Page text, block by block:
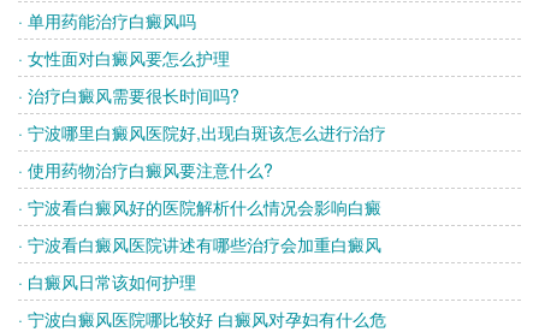
· 单用药能治疗白癜风吗
· 女性面对白癜风要怎么护理
· 治疗白癜风需要很长时间吗?
· 宁波哪里白癜风医院好,出现白斑该怎么进行治疗
· 使用药物治疗白癜风要注意什么?
· 宁波看白癜风好的医院解析什么情况会影响白癜
· 宁波看白癜风医院讲述有哪些治疗会加重白癜风
· 白癜风日常该如何护理
· 宁波白癜风医院哪比较好 白癜风对孕妇有什么危